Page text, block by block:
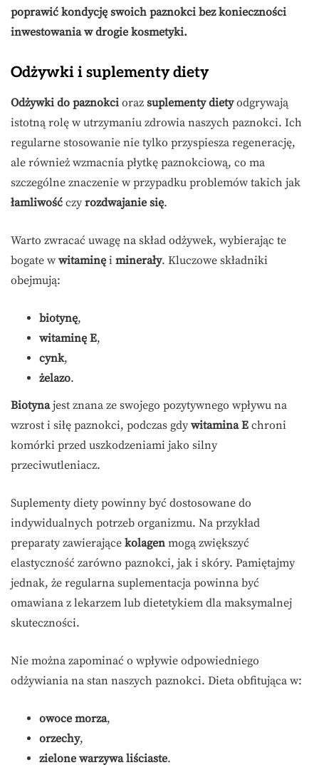
poprawić kondycję swoich paznokci bez konieczności
inwestowania w drogie kosmetyki.
Odżywki i suplementy diety
Odżywki do paznokci oraz suplementy dietyodgrywają
istotną rolę w utrzymaniu zdrowia naszych paznokci. Ich
regularne stosowanie nie tylko przyspiesza regenerację,
ale również wzmacnia płytkę paznokciową, co ma
szczególne znaczenie w przypadku problemów takich jak
łamliwość czy rozdwajanie się.
Warto zwracać uwagę na skład odżywek, wybierając te
bogate w witaminę i minerały. Kluczowe składniki
obejmują:
biotynę,
witaminę E,
cynk,
żelazo.
Biotynajest znana ze swojego pozytywnego wpływu na
wzrost i siłę paznokci, podczas gdy witamina E chroni
komórki przed uszkodzeniami jako silny
przeciwutleniacz.
Suplementy diety powinny być dostosowane do
indywidualnych potrzeb organizmu. Na przykład
preparaty zawierające kolagen mogą zwiększyć
elastyczność zarówno paznokci, jak i skóry. Pamiętajmy
jednak, że regularna suplementacja powinna być
omawiana z lekarzem lub dietetykiem dla maksymalnej
skuteczności.
Nie można zapominać o wpływie odpowiedniego
odżywiania na stan naszych paznokci. Dieta obfitująca w:
owoce morza,
orzechy,
zielone warzywa liściaste.